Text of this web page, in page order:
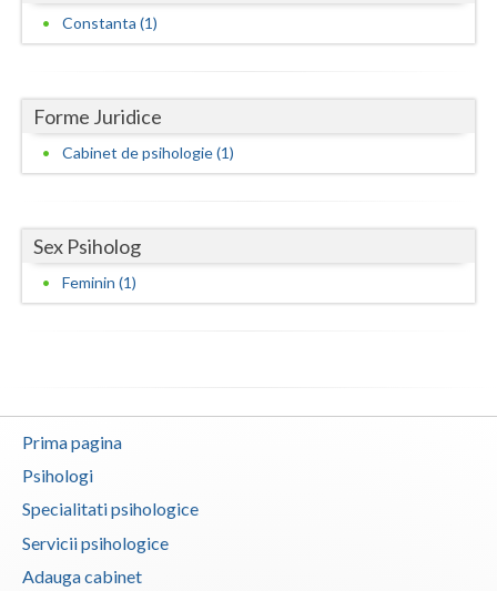
Gorj
Hunedoara
Ialomita
Ilfov
Maramures
Olt
Prahova
Constanta (1)
Forme Juridice
Cabinet de psihologie (1)
Sex Psiholog
Feminin (1)
Prima pagina
Psihologi
Specialitati psihologice
Servicii psihologice
Adauga cabinet